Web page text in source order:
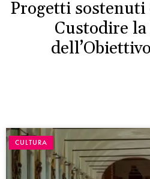
Progetti
Custodire la
CULTURA